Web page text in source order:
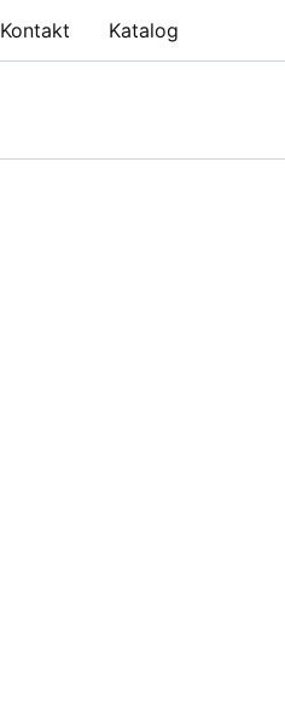
Kontakt Katalog